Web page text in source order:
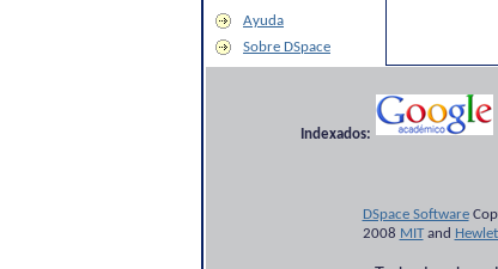
Ayuda
Sobre DSpace
Indexados:
DSpace Software
2008 MITand